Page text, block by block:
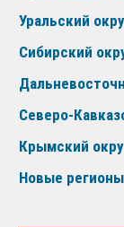
Уральский
Сибирский
Северо-
Крымский
Новые регионы